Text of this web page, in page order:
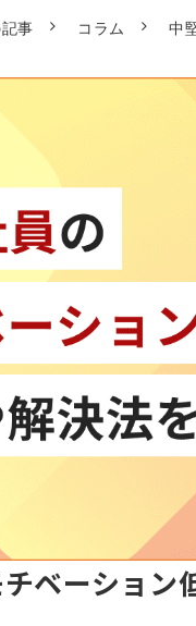
事 コラム 中
ベーション